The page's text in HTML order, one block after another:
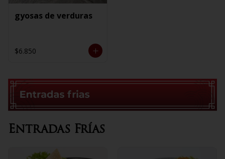
gyosas de verduras
$6.850
Entradas Frías